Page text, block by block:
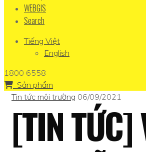
WEBGIS
Search
Tiếng Việt
English
1800 6558
Sản phẩm
Tin tức môi trường 06/09/2021
[TIN TỨC]